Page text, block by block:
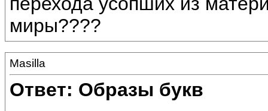
миры????
Masilla
Ответ: Образы букв